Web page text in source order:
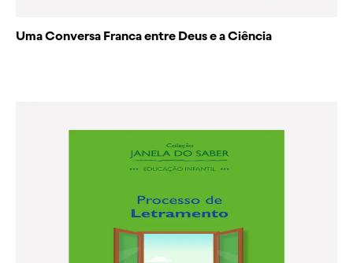
Uma Conversa Franca entre Deus e a Ciência